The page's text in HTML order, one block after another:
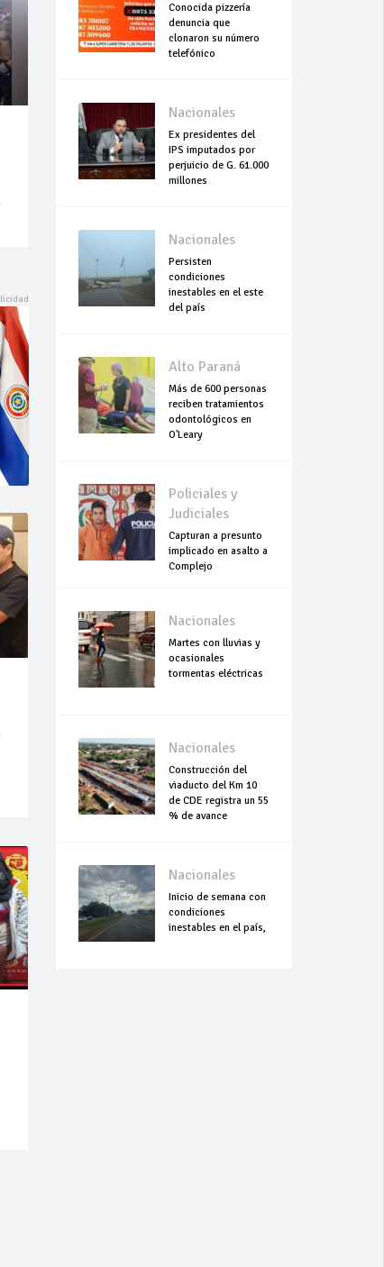
Conocida pizzería
denuncia que
clonaron su número
telefónico
Nacionales
Ex presidentes del
IPS imputados por
perjuicio de G. 61.000
millones
Nacionales
Persisten
condiciones
inestables en el este
del país
Alto Paraná
Más de 600 personas
reciben tratamientos
odontológicos en
O'Leary
Policiales y
Judiciales
Capturan a presunto
implicado en asalto a
Complejo
Nacionales
Martes con lluvias y
ocasionales
tormentas eléctricas
Nacionales
Construcción del
viaducto del Km 10
de CDE registra un 55
% de avance
Nacionales
Inicio de semana con
condiciones
inestables en el país,